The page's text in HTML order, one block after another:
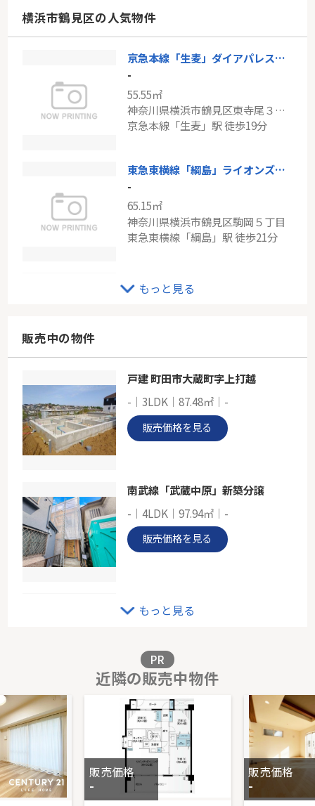
南武線「武蔵中原」駅 徒歩8分
81.03㎡
横浜市鶴見区の人気物件
京急本線「生麦」ダイアパレス東寺尾第三・壱号棟
-
55.55㎡
神奈川県横浜市鶴見区東寺尾３丁目
京急本線「生麦」駅 徒歩19分
東急東横線「綱島」ライオンズマンション綱島東
-
65.15㎡
神奈川県横浜市鶴見区駒岡５丁目
東急東横線「綱島」駅 徒歩21分
京急本線「生麦」新築戸建て
-
-
94.91㎡
もっと見る
販売中の物件
戸建 町田市大蔵町字上打越
-｜3LDK｜87.48㎡｜-
販売価格を見る
南武線「武蔵中原」新築分譲
-｜4LDK｜97.94㎡｜-
販売価格を見る
販売価格を見る
パークシティ溝の口B棟
10階｜3LDK｜76.80㎡｜南
販売価格を見る
もっと見る
PR
近隣の販売中物件
販売価格
-
販売価格
-